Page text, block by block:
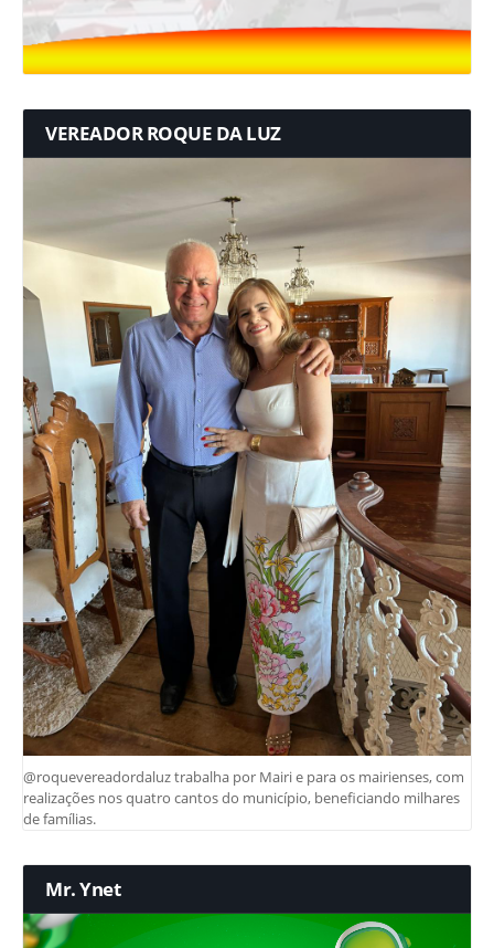
VEREADOR ROQUE DA LUZ
@roquevereadordaluz trabalha por Mairi e para os mairienses, com
realizações nos quatro cantos do município, beneficiando milhares
de famílias.
Mr. Ynet